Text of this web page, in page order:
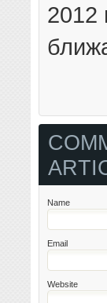
2012
Name
Email
Website